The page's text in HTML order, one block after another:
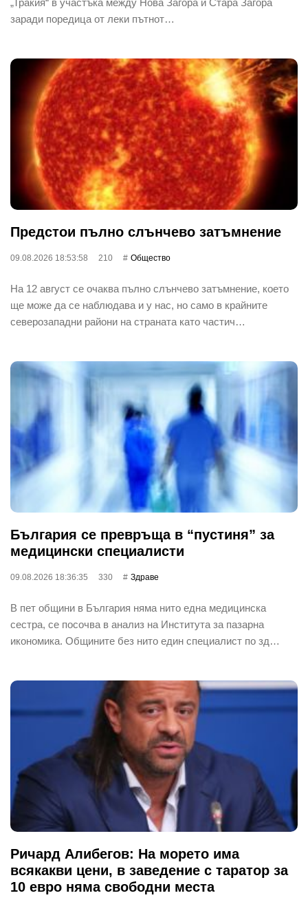
заради поредица от леки пътнот…
Предстои пълно слънчево затъмнение
09.08.2026 18:53:58 210 Общество
На 12 август се очаква пълно слънчево затъмнение, което
ще може да се наблюдава и у нас, но само в крайните
северозападни райони на страната като частич…
България се превръща в “пустиня” за
медицински специалисти
09.08.2026 18:36:35 330 Здраве
В пет общини в България няма нито една медицинска
сестра, се посочва в анализ на Института за пазарна
икономика. Общините без нито един специалист по зд…
Ричард Алибегов: На морето има
всякакви цени, в заведение с таратор за
10 евро няма свободни места